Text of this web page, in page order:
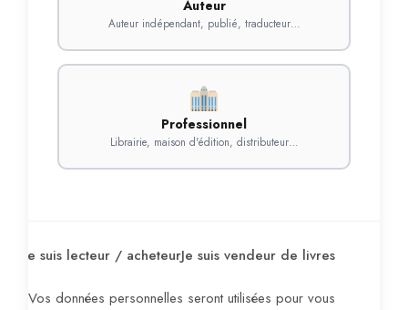
Auteur
Auteur indépendant, publié, traducteur…
Professionnel
Librairie, maison d'édition, distributeur…
Je suis lecteur / acheteurJe suis vendeur de livres
Vos données personnelles seront utilisées pour vous